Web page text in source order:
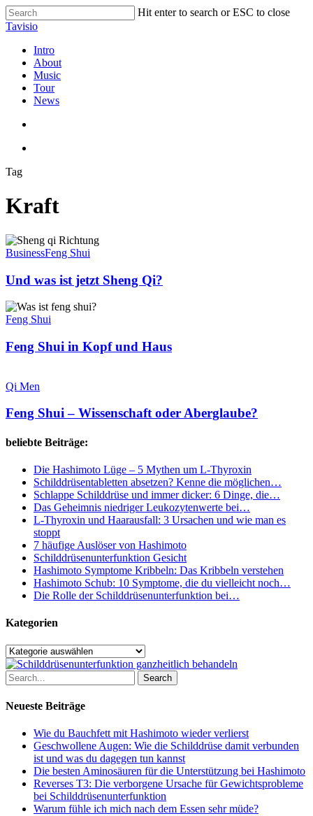
Skip
to
content
Hit enter to search or ESC to close
Close
Tavisio
search
Menu
Intro
About
Music
Tour
News
Tag
Kraft
Und
was
jetzt
Sheng
Qi?
BusinessFeng Shui
Und was ist jetzt Sheng Qi?
Feng
Shui
Kopf
und
Feng Shui
Feng Shui in Kopf und Haus
Shui
Wissenschaft
Aberglaube?
Qi Men
Feng Shui – Wissenschaft oder Aberglaube?
beliebte Beiträge:
Die Hashimoto Lüge – 5 Mythen um L-Thyroxin
Schilddrüsentabletten absetzen? Kenne die möglichen…
Schlappe Schilddrüse und immer dicker: 6 Dinge, die…
Das Geheimnis niedriger Leukozytenwerte bei…
L-Thyroxin und Haarausfall: 3 Ursachen und wie man es
stoppt
7 häufige Auslöser von Hashimoto
Schilddrüsenunterfunktion Gesicht
Hashimoto Symptome Kribbeln: Das Kribbeln verstehen
Hashimoto Schub: 10 Symptome, die du vielleicht noch…
Die Rolle der Schilddrüsenunterfunktion bei…
Kategorien
Kategorien
Search
Neueste Beiträge
Wie du Bauchfett mit Hashimoto wieder verlierst
Geschwollene Augen: Wie die Schilddrüse damit verbunden
ist und was du dagegen tun kannst
Die besten Aminosäuren für die Unterstützung bei Hashimoto
Reverses T3: Die verborgene Ursache für Gewichtsprobleme
bei Schilddrüsenunterfunktion
Warum fühle ich mich nach dem Essen sehr müde?